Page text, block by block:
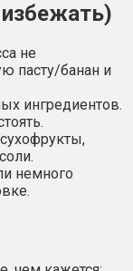
не
пасту/банан и
ингредиентов.
немного